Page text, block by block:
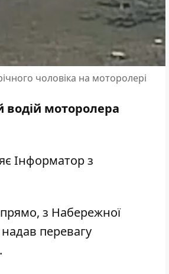
чоловіка на моторолері
водій моторолера
Інформатор з
з Набережної
перевагу